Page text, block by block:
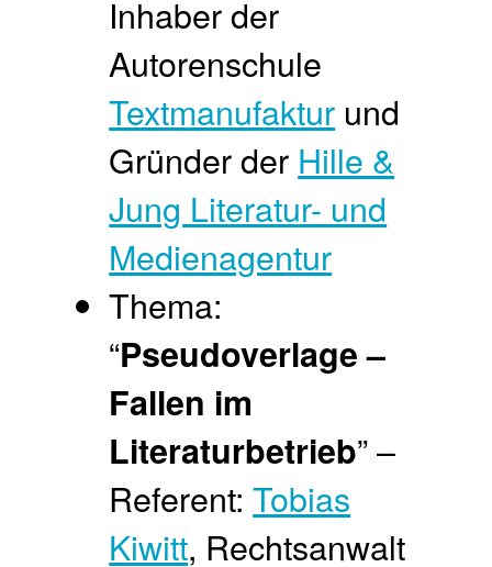
Inhaber der
Autorenschule
Textmanufaktur und
Gründer der Hille &
Jung Literatur- und
Medienagentur
Thema:
“Pseudoverlage –
Fallen im
Literaturbetrieb” –
Referent:Tobias
Kiwitt, Rechtsanwalt